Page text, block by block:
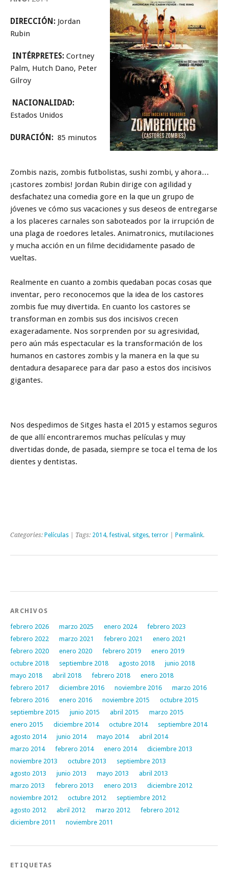
DIRECCIÓN: Jordan
Rubin
INTÉRPRETES: Cortney
Palm, Hutch Dano, Peter
Gilroy
NACIONALIDAD:
Estados Unidos
DURACIÓN: 85 minutos
Zombis nazis, zombis futbolistas, sushi zombi, y ahora…
¡castores zombis! Jordan Rubin dirige con agilidad y
desfachatez una comedia gore en la que un grupo de
jóvenes ve cómo sus vacaciones y sus deseos de entregarse
a los placeres carnales son saboteados por la irrupción de
una plaga de roedores letales. Animatronics, mutilaciones
y mucha acción en un filme decididamente pasado de
vueltas.
Realmente en cuanto a zombis quedaban pocas cosas que
inventar, pero reconocemos que la idea de los castores
zombis fue muy divertida. En cuanto los castores se
transforman en zombis sus dos incisivos crecen
exageradamente. Nos sorprenden por su agresividad,
pero aún más espectacular es la transformación de los
humanos en castores zombis y la manera en la que su
dentadura desaparece para dar paso a estos dos incisivos
gigantes.
Nos despedimos de Sitges hasta el 2015 y estamos seguros
de que allí encontraremos muchas películas y muy
divertidas donde, de pasada, siempre se toca el tema de los
dientes y dentistas.
Categories: Películas | Tags: 2014,festival , sitges, terror Permalink.
Post navigation
ARCHIVOS
febrero 2026 marzo 2025 enero 2024
febrero 2023
febrero 2022
marzo 2021 febrero 2021
enero 2021
febrero 2020
enero 2020 febrero 2019
enero 2019
octubre 2018
septiembre 2018 agosto 2018
junio 2018
mayo 2018
abril 2018 febrero 2018
enero 2018
febrero 2017
diciembre 2016 noviembre 2016
marzo 2016
febrero 2016
enero 2016 noviembre 2015
octubre 2015
septiembre 2015
junio 2015 abril 2015
marzo 2015
enero 2015
diciembre 2014 octubre 2014
septiembre 2014
agosto 2014
junio 2014 mayo 2014
abril 2014
marzo 2014
febrero 2014 enero 2014
diciembre 2013
noviembre 2013
octubre 2013
septiembre 2013
agosto 2013
junio 2013 mayo 2013
abril 2013
marzo 2013
febrero 2013 enero 2013
diciembre 2012
noviembre 2012
octubre 2012
septiembre 2012
agosto 2012
abril 2012 marzo 2012
febrero 2012
diciembre 2011
noviembre 2011
ETIQUETAS